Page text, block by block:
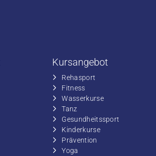
Kursangebot
​Rehasport
​​Fitness
​​Wasserkurse
​​Tanz
​Gesundheitssport
​Kinderkurse
Prävention
Yoga